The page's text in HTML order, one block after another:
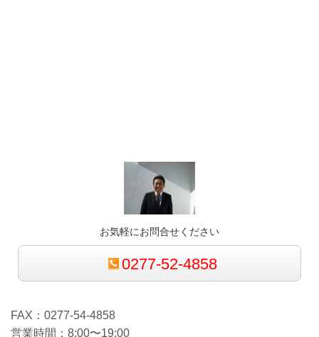
お気軽にお問合せください
0277-52-4858
FAX：0277-54-4858
営業時間：8:00〜19:00